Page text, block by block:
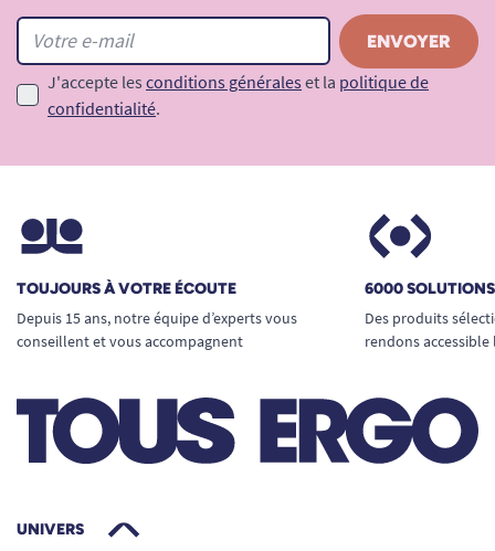
J'accepte les conditions générales et la politique de
confidentialité.
TOUJOURS À VOTRE ÉCOUTE
Depuis 15 ans, notre équipe d’experts vous
conseillent et vous accompagnent
6000
Des produits
rendons
UNIVERS